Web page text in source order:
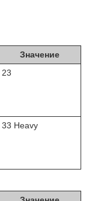
Значение
23
33 Heavy